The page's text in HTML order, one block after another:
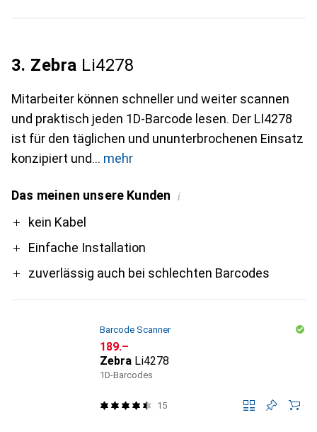
3. Zebra Li4278
Mitarbeiter können schneller und weiter scannen
und praktisch jeden 1D-Barcode lesen. Der LI4278
ist für den täglichen und ununterbrochenen Einsatz
konzipiert und
mehr
Das meinen unsere Kunden i
Prokein Kabel
Einfache Installation
zuverlässig auch bei schlechten Barcodes
Barcode Scanner
CHF
189.–
Zebra Li4278
1D-Barcodes
15